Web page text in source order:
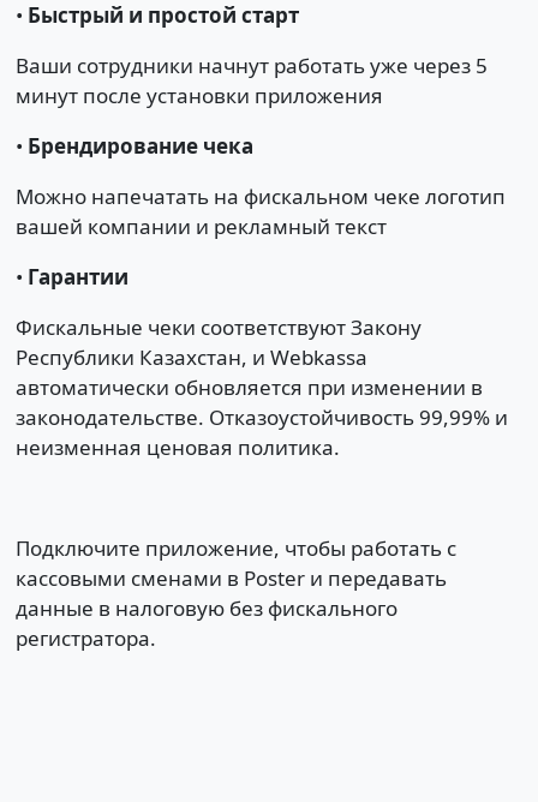
• Быстрый и простой старт
Ваши сотрудники начнут работать уже через 5
минут после установки приложения
• Брендирование чека
Можно напечатать на фискальном чеке логотип
вашей компании и рекламный текст
• Гарантии
Фискальные чеки соответствуют Закону
Республики Казахстан, и Webkassa
автоматически обновляется при изменении в
законодательстве. Отказоустойчивость 99,99% и
неизменная ценовая политика.
Подключите приложение, чтобы работать с
кассовыми сменами в Poster и передавать
данные в налоговую без фискального
регистратора.